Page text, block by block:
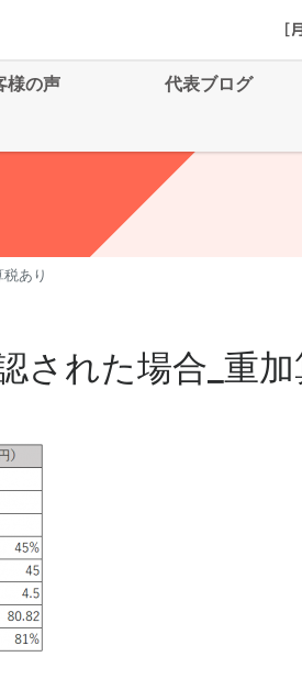
様の声 代表ブログ
あり
された場合_重加